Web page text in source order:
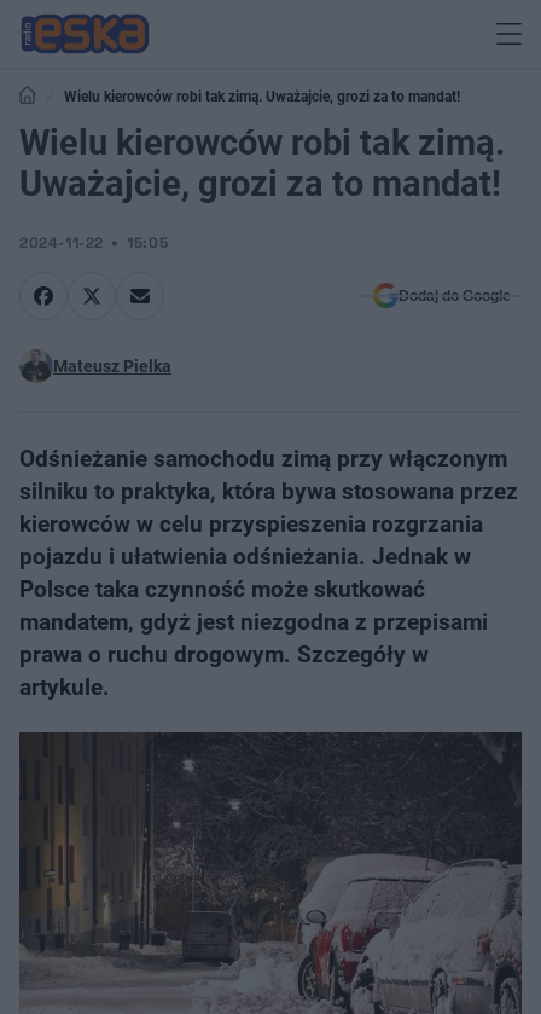
Wielu kierowców robi tak zimą. Uważajcie, grozi za to mandat!
Wielu kierowców robi tak zimą.
Uważajcie, grozi za to mandat!
2024-11-22 15:05
Dodaj do Google
Mateusz Pielka
Odśnieżanie samochodu zimą przy włączonym
silniku to praktyka, która bywa stosowana przez
kierowców w celu przyspieszenia rozgrzania
pojazdu i ułatwienia odśnieżania. Jednak w
Polsce taka czynność może skutkować
mandatem, gdyż jest niezgodna z przepisami
prawa o ruchu drogowym. Szczegóły w
artykule.